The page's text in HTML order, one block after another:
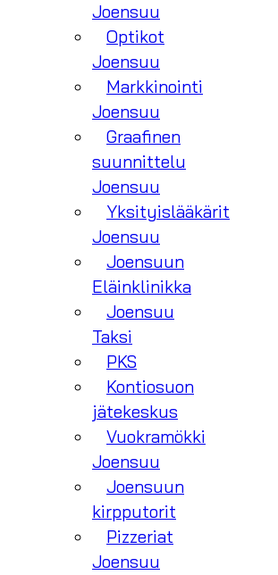
Joensuu
Optikot
Joensuu
Markkinointi
Joensuu
Graafinen
suunnittelu
Joensuu
Yksityislääkärit
Joensuu
Joensuun
Eläinklinikka
Joensuu
Taksi
PKS
Kontiosuon
jätekeskus
Vuokramökki
Joensuu
Joensuun
kirpputorit
Pizzeriat
Joensuu